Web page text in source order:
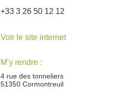
+33 3 26 50 12 12
Voir le site internet
M’y rendre :
4 rue des tonneliers
51350 Cormontreuil